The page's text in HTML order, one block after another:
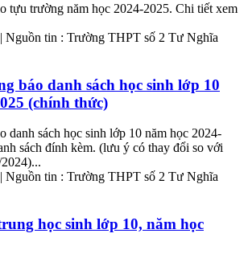
tựu trường năm học 2024-2025. Chi tiết xem
Nguồn tin : Trường THPT số 2 Tư Nghĩa
báo danh sách học sinh lớp 10
(chính thức)
danh sách học sinh lớp 10 năm học 2024-
sách đính kèm. (lưu ý có thay đổi so với
Nguồn tin : Trường THPT số 2 Tư Nghĩa
học sinh lớp 10, năm học